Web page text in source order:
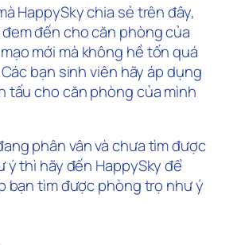
HappySky chia sẻ trên đây,
đến cho căn phòng của
mới mà không hề tốn quá
bạn sinh viên hãy áp dụng
tấu cho căn phòng của mình
phân vân và chưa tìm được
ý thì hãy đến HappySky để
bạn tìm được phòng trọ như ý